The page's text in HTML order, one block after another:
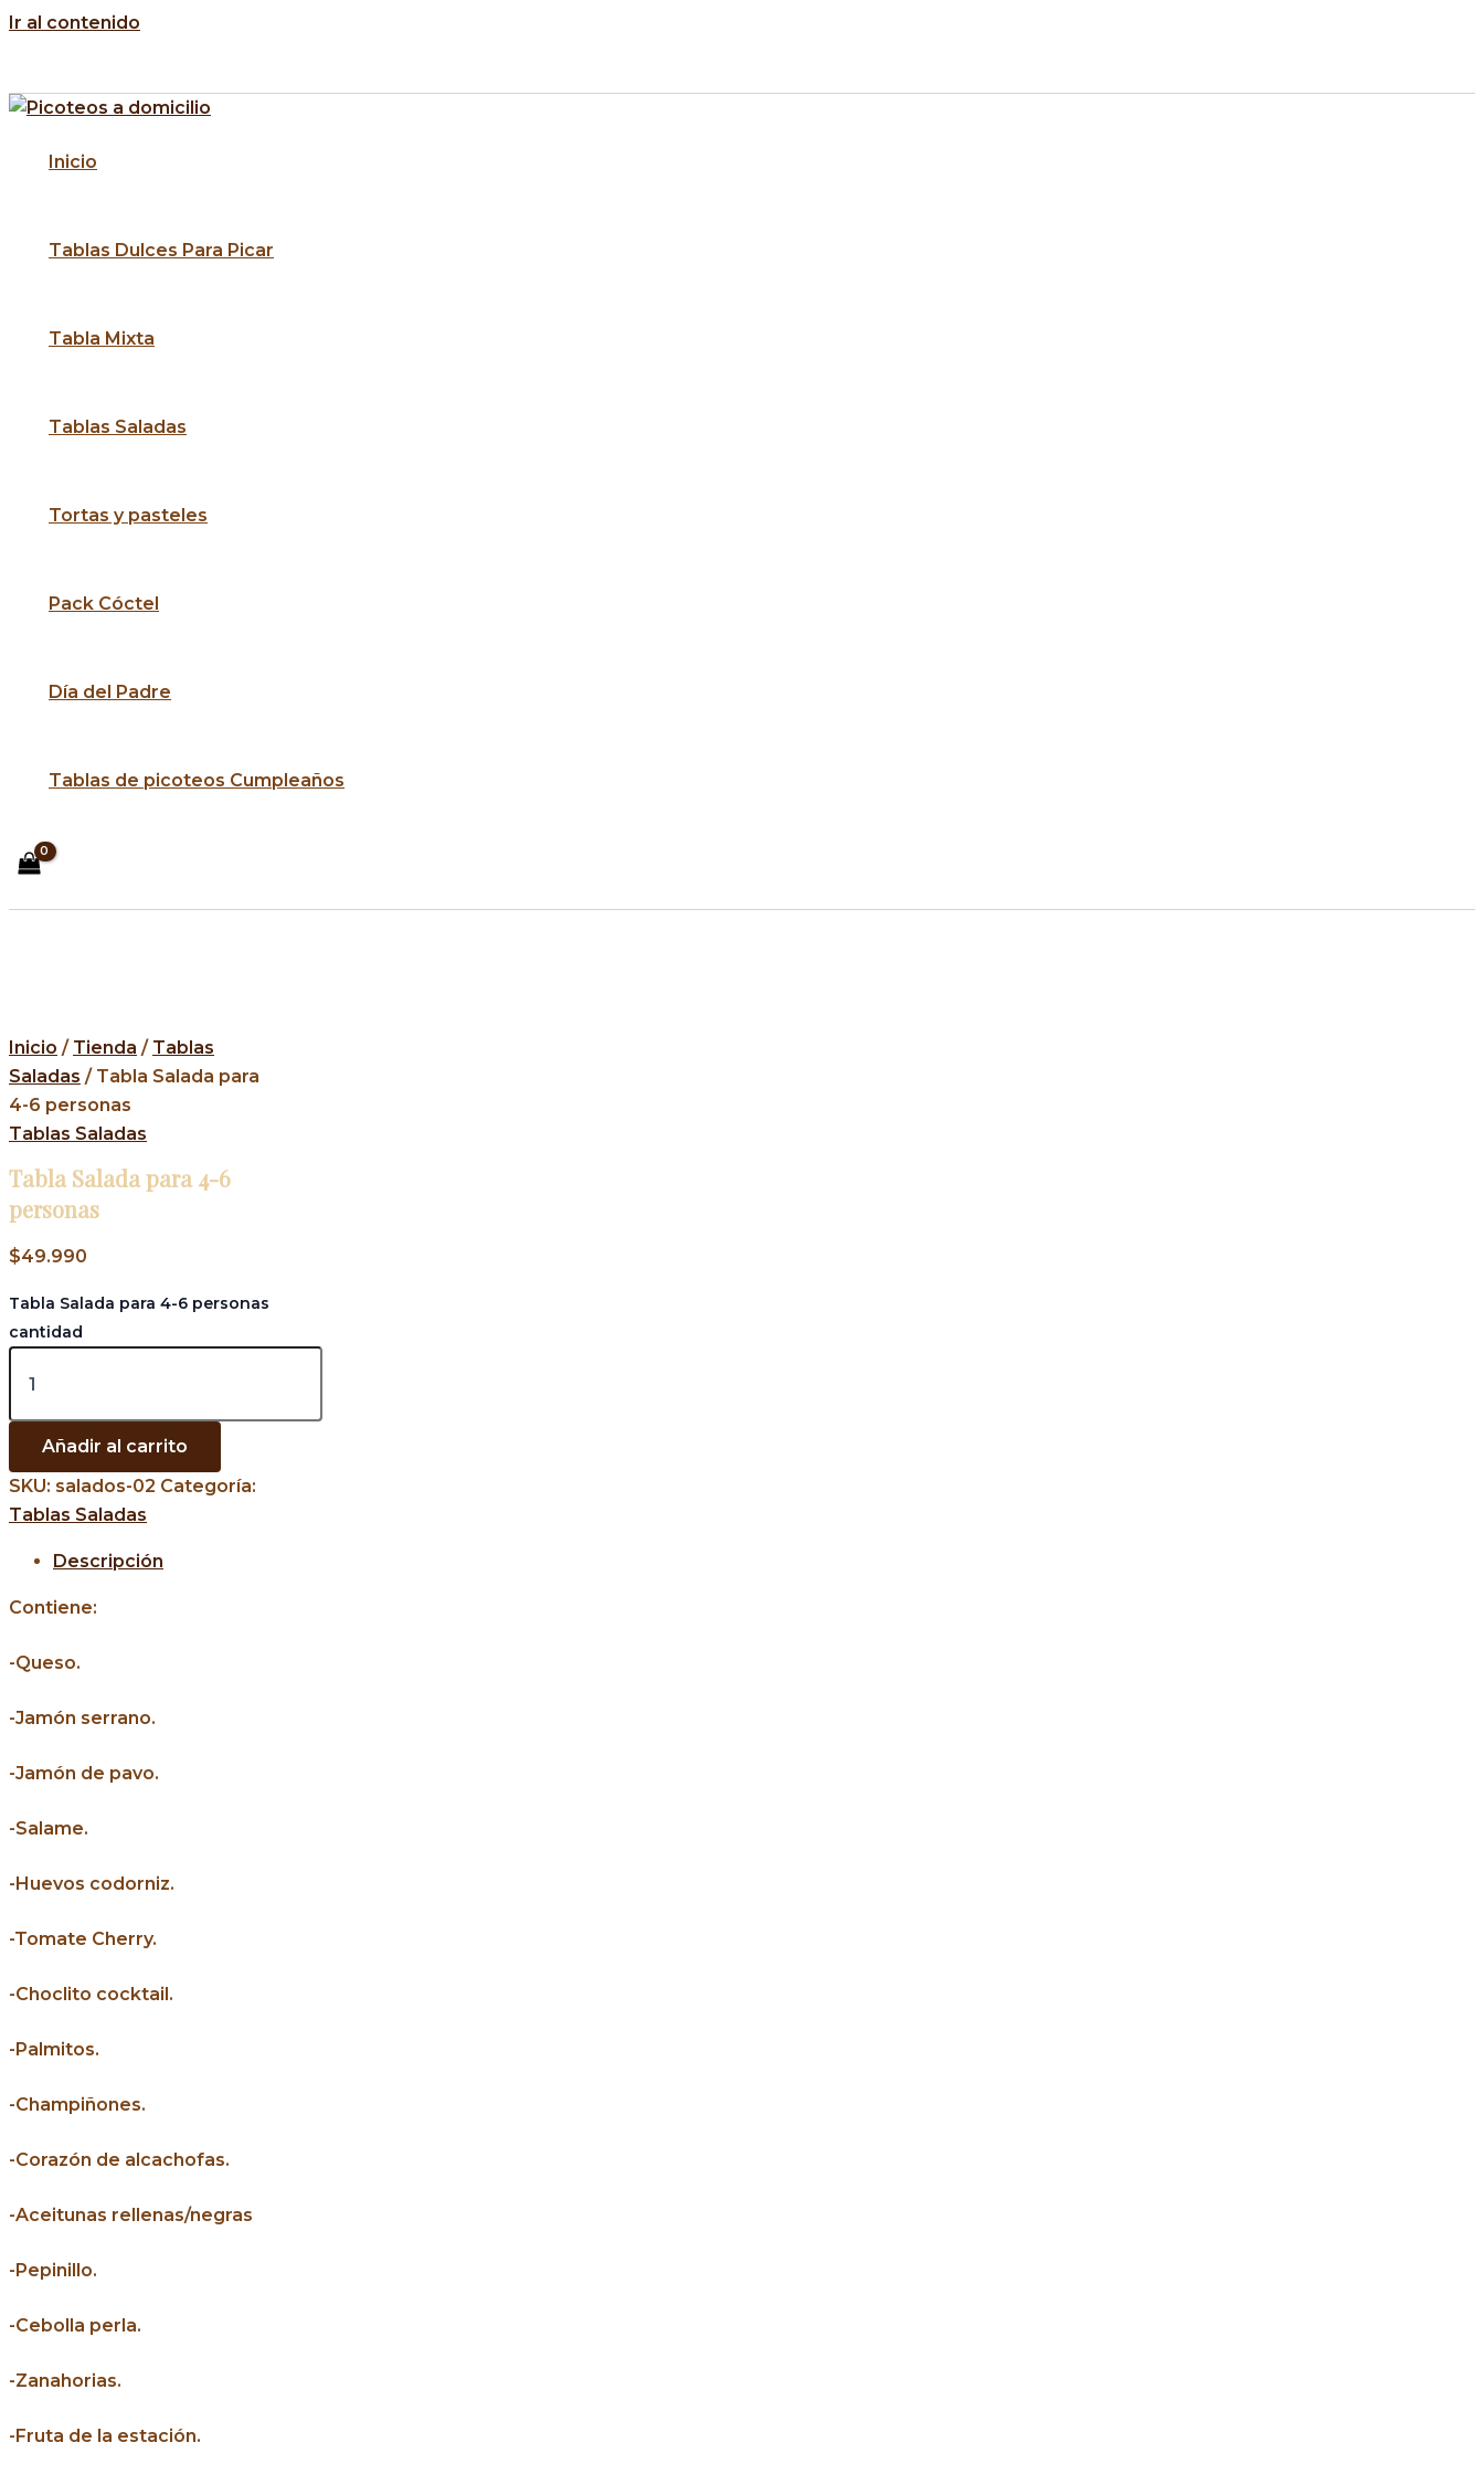
Ir al contenido
Inicio
Tablas Dulces Para Picar
Tabla Mixta
Tablas Saladas
Tortas y pasteles
Pack Cóctel
Día del Padre
Tablas de picoteos Cumpleaños
Inicio / Tienda / Tablas
Saladas / Tabla Salada para
4-6 personas
Tablas Saladas
Tabla Salada para 4-6
personas
$49.990
Tabla Salada para 4-6 personas
cantidad
Añadir al carrito
SKU: salados-02 Categoría:
Tablas Saladas
Descripción
Contiene:
-Queso.
-Jamón serrano.
-Jamón de pavo.
-Salame.
-Huevos codorniz.
-Tomate Cherry.
-Choclito cocktail.
-Palmitos.
-Champiñones.
-Corazón de alcachofas.
-Aceitunas rellenas/negras
-Pepinillo.
-Cebolla perla.
-Zanahorias.
-Fruta de la estación.